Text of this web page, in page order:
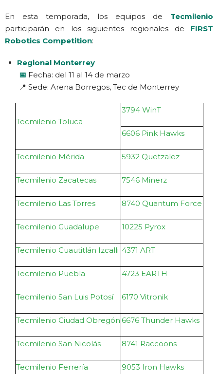
En esta temporada, los equipos de Tecmilenio
participarán en los siguientes regionales de FIRST
Robotics Competition:
Regional Monterrey
📅 Fecha: del 11 al 14 de marzo
📍 Sede: Arena Borregos, Tec de Monterrey
Tecmilenio Toluca
3794 WinT
6606 Pink Hawks
Tecmilenio Mérida 5932 Quetzalez
Tecmilenio Zacatecas 7546 Minerz
Tecmilenio Las Torres 8740 Quantum Force
Tecmilenio Guadalupe 10225 Pyrox
Tecmilenio Cuautitlán Izcalli 4371 ART
Tecmilenio Puebla 4723 EARTH
Tecmilenio San Luis Potosí 6170 Vitronik
Tecmilenio Ciudad Obregón 6676 Thunder Hawks
Tecmilenio San Nicolás 8741 Raccoons
Tecmilenio Ferrería 9053 Iron Hawks